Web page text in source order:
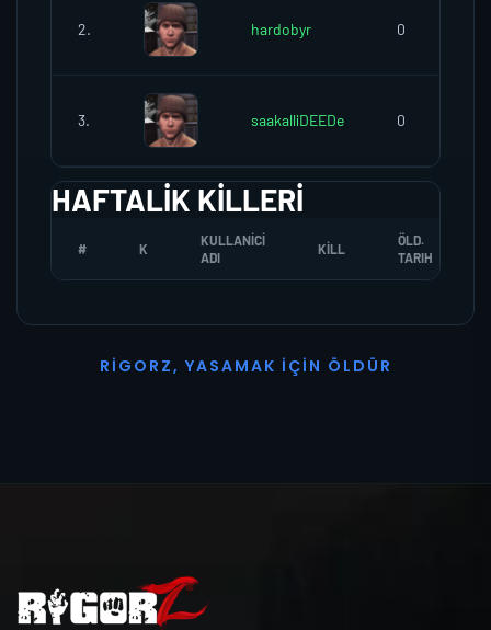
2. hardobyr 0
3. saakalliDEEDe 0
HAFTALIK KILLERI
# K
KULLANICI
ADI
KILL
ÖLD.
TARIH
R I G O R Z, YASAMAK İ ÇI N Ö L D Ü R